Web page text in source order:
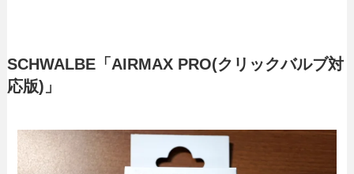
SCHWALBE「AIRMAX PRO(クリックバルブ対
応版)」